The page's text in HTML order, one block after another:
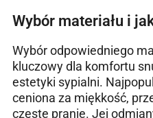
Wybór materiału i
Wybór odpowiedniego
kluczowy dla komfortu
estetyki sypialni.
ceniona za miękkość,
częste pranie. Jej